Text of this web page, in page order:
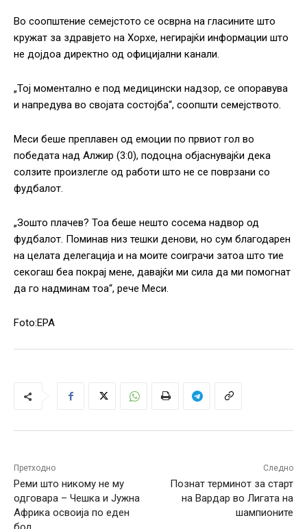
Во соопштение семејстото се осврна на гласините што
кружат за здравјето на Хорхе, негирајќи информации што
не дојдоа директно од официјални канали.
„Тој моментално е под медицински надзор, се опоравува
и напредува во својата состојба“, соопшти семејството.
Меси беше преплавен од емоции по првиот гол во
победата над Алжир (3:0), подоцна објаснувајќи дека
солзите произлегле од работи што не се поврзани со
фудбалот.
„Зошто плачев? Тоа беше нешто сосема надвор од
фудбалот. Поминав низ тешки денови, но сум благодарен
на целата делегација и на моите соиграчи затоа што тие
секогаш беа покрај мене, давајќи ми сила да ми помогнат
да го надминам тоа“, рече Меси.
Foto:EPA
Претходно
Реми што никому не му
одговара – Чешка и Јужна
Африка освоија по еден
Следно
Познат терминот за старт
на Вардар во Лигата на
шампионите